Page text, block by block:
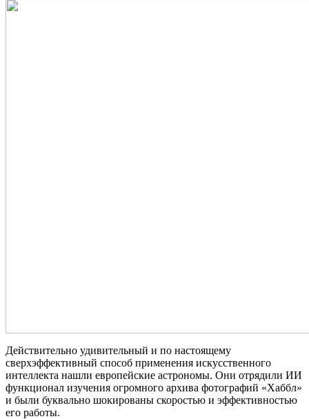
Действительно удивительный и по настоящему
сверхэффективный способ применения искусственного
интеллекта нашли европейские астрономы. Они отрядили ИИ
функционал изучения огромного архива фотографий «Хаббл»
и были буквально шокированы скоростью и эффективностью
его работы.